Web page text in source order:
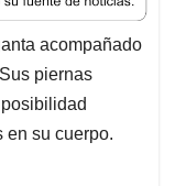
acompañado
piernas
en su cuerpo.